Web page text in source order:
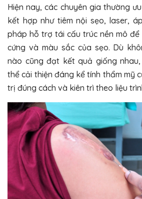
Hiện nay, các chuyên gia thường
kết hợp như tiêm nội sẹo, laser,
pháp hỗ trợ tái cấu trúc nền mô để
cứng và màu sắc của sẹo. Dù
nào cũng đạt kết quả giống
thể cải thiện đáng kể tính thẩm mỹ
trị đúng cách và kiên trì theo liệu